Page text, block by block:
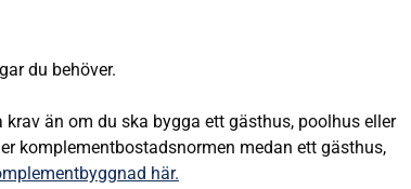
du behöver.
än om du ska bygga ett gästhus, poolhus eller
komplementbostadsnormen medan ett gästhus,
här.